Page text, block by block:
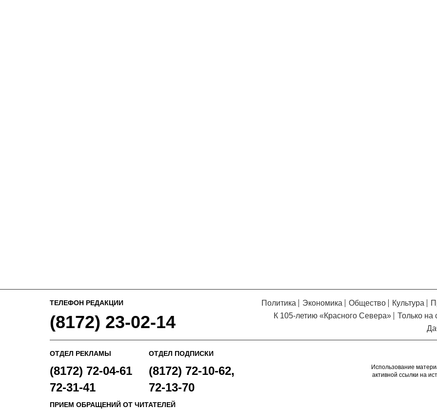
ТЕЛЕФОН РЕДАКЦИИ
(8172) 23-02-14
Политика Экономика Общество Культура
К 105-летию «Красного Севера»
Только на
ОТДЕЛ РЕКЛАМЫ
(8172) 72-04-61
72-31-41
ОТДЕЛ ПОДПИСКИ
(8172) 72-10-62,
72-13-70
ПРИЕМ ОБРАЩЕНИЙ ОТ ЧИТАТЕЛЕЙ
Использование
активной ссылки на